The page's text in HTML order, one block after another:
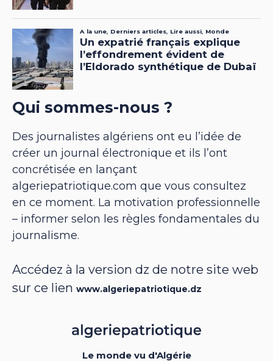
Qui sommes-nous ?
Des journalistes algériens ont eu l’idée de
créer un journal électronique et ils l’ont
concrétisée en lançant
algeriepatriotique.com que vous consultez
en ce moment. La motivation professionnelle
– informer selon les règles fondamentales du
journalisme.
Accédez à la version dz de notre site web
sur ce lien www.algeriepatriotique.dz
Le monde vu d'Algérie